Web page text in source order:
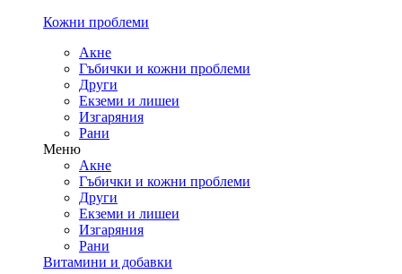
Кожни проблеми
Акне
Гъбички и кожни проблеми
Други
Екземи и лишеи
Изгаряния
Рани
Меню
Акне
Гъбички и кожни проблеми
Други
Екземи и лишеи
Изгаряния
Рани
Витамини и добавки